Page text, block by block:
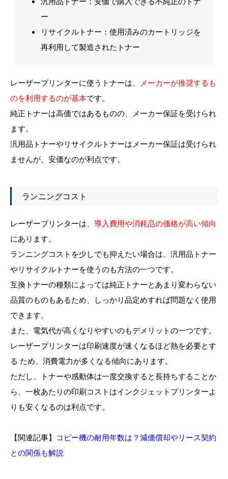
ー
リサイクルトナー：使用済みのカートリッジを
再利用して製造されたトナー
レーザープリンターに使うトナーは、
メーカーが推奨するも
のを利用するのが基本です。
純正トナーは高価ではあるものの、メーカー保証を受けられ
ます。
汎用品トナーやリサイクルトナーはメーカー保証は受けられ
ませんが、安価なのが利点です。
ランニングコスト
レーザープリンターは、 導入費用や消耗品の価格が高い傾向
にあります。
ランニングコストを少しでも抑えたい場合は、汎用品トナー
やリサイクルトナーを使うのも方法の一つです。
互換トナーの種類によっては純正トナーとあまり変わらない
品質のものもあるため、しっかり品定めすれば問題なく使用
できます。
また、電気代が高くなりやすいのもデメリットの一つです。
レーザープリンターは印刷速度が速くなるほど熱を必要とす
る ため、消費電力が多くなる傾向にあります。
ただし、トナーや感動体は一度交換すると長持ちすることか
ら、一枚あたりの印刷コストはインクジェットプリンターよ
りも安くなるのは利点です。
【関連記事】 コピー機の耐用年数は？減価償却やリース契約
との関係も解説